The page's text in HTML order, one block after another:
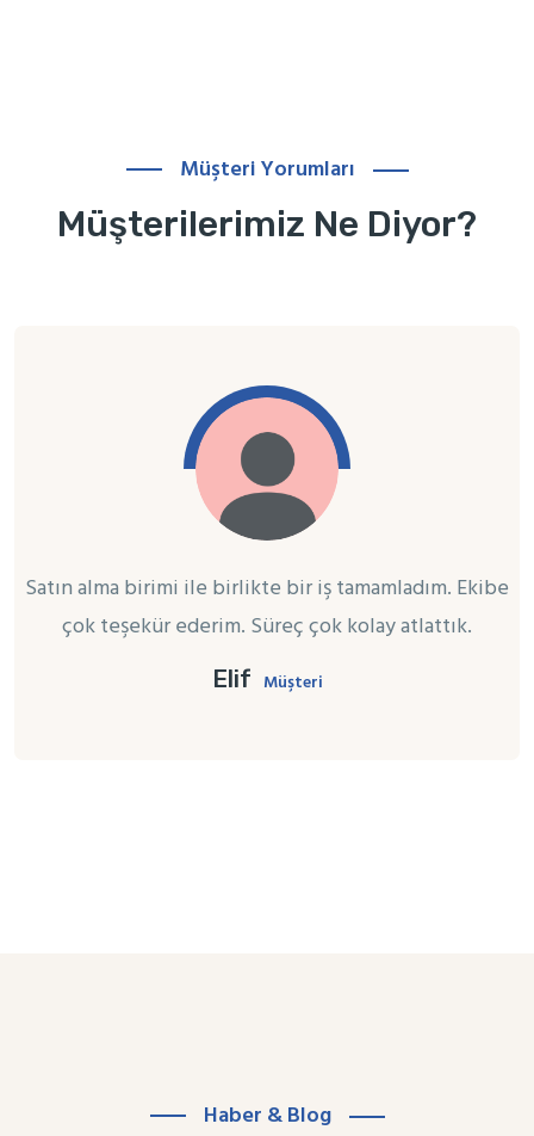
Müşteri Yorumları
Müşterilerimiz Ne Diyor?
Satın alma birimi ile birlikte bir iş tamamladım. Ekibe
çok teşekür ederim. Süreç çok kolay atlattık.
Elif Müşteri
Haber & Blog